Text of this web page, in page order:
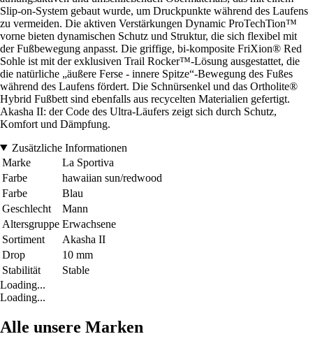
Slip-on-System gebaut wurde, um Druckpunkte während des Laufens
zu vermeiden. Die aktiven Verstärkungen Dynamic ProTechTion™
vorne bieten dynamischen Schutz und Struktur, die sich flexibel mit
der Fußbewegung anpasst. Die griffige, bi-komposite FriXion® Red
Sohle ist mit der exklusiven Trail Rocker™-Lösung ausgestattet, die
die natürliche „äußere Ferse - innere Spitze“-Bewegung des Fußes
während des Laufens fördert. Die Schnürsenkel und das Ortholite®
Hybrid Fußbett sind ebenfalls aus recycelten Materialien gefertigt.
Akasha II: der Code des Ultra-Läufers zeigt sich durch Schutz,
Komfort und Dämpfung.
Zusätzliche Informationen
Marke
La Sportiva
Farbe
hawaiian sun/redwood
Farbe
Blau
Geschlecht
Mann
Altersgruppe Erwachsene
Sortiment
Akasha II
Drop
10 mm
Stabilität
Stable
Loading...
Loading...
Alle unsere Marken